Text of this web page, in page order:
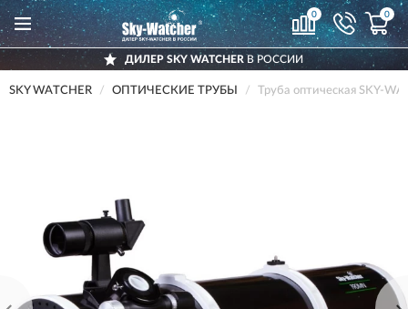
0 0
ДИЛЕР SKY WATCHER В РОССИИ
SKY WATCHER ОПТИЧЕСКИЕ ТРУБЫ Труба оптическая SKY-